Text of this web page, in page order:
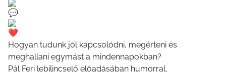
Hogyan tudunk jól kapcsolódni, megérteni és
meghallani egymást a mindennapokban?
Pál Feri lebilincselő előadásában humorral,